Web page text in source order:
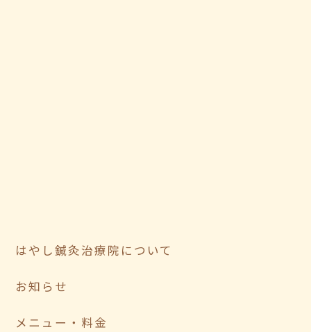
はやし鍼灸治療院について
お知らせ
メニュー・料金